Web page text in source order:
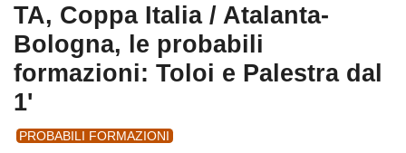
TA, Coppa Italia / Atalanta-
Bologna, le probabili
formazioni: Toloi e Palestra dal
1'
PROBABILI FORMAZIONI